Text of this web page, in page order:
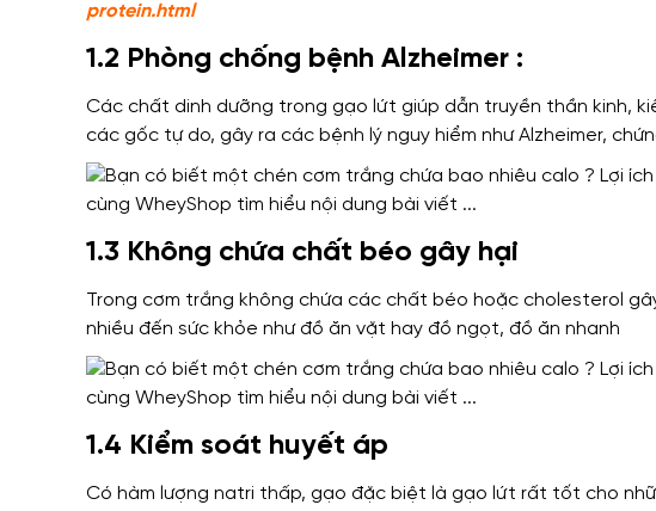
protein.html
1.2 Phòng chống bệnh Alzheimer :
Các chất dinh dưỡng trong gạo lứt giúp dẫn truyền thần kinh,
các gốc tự do, gây ra các bệnh lý nguy hiểm như Alzheimer,
1.3 Không chứa chất béo gây hại
Trong cơm trắng không chứa các chất béo hoặc cholesterol
nhiều đến sức khỏe như đồ ăn vặt hay đồ ngọt, đồ ăn nhanh
1.4 Kiểm soát huyết áp
Có hàm lượng natri thấp, gạo đặc biệt là gạo lứt rất tốt cho